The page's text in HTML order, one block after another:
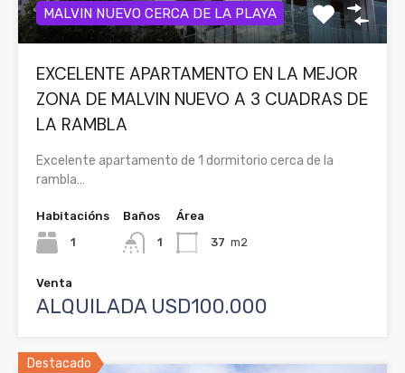
MALVIN NUEVO CERCA DE LA PLAYA
EXCELENTE APARTAMENTO EN LA MEJOR
ZONA DE MALVIN NUEVO A 3 CUADRAS DE
LA RAMBLA
Excelente apartamento de 1 dormitorio cerca de la
rambla…
Habitacións
1
Baños
1
Área
37 m2
Venta
ALQUILADA USD100.000
Destacado